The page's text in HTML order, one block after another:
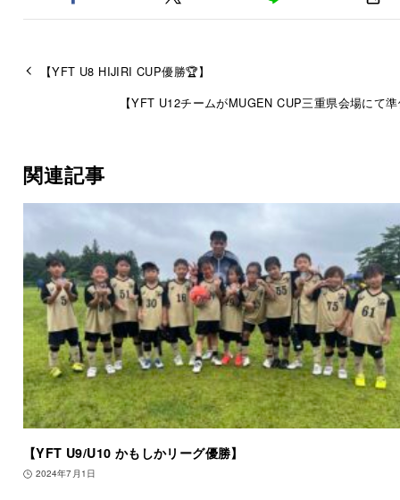
【YFT U8 HIJIRI CUP優勝🏆】
【YFT U12チームがMUGEN CUP三重県会場にて
関連記事
【YFT U9/U10 かもしかリーグ優勝】
2024年7月1日